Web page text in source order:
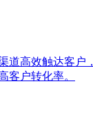
道高效触达客户，
客户转化率。